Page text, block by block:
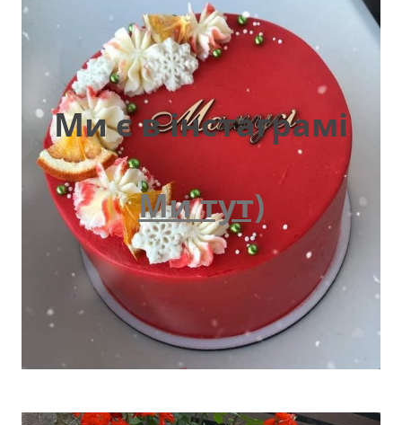
Ми є в інстаграмі
Ми тут)